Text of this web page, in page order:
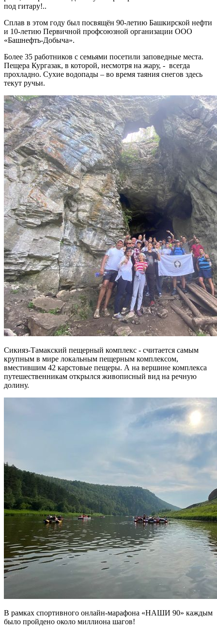
под гитару!..
Сплав в этом году был посвящён 90-летию Башкирской нефти
и 10-летию Первичной профсоюзной организации ООО
«Башнефть-Добыча».
Более 35 работников с семьями посетили заповедные места.
Пещера Кургазак, в которой, несмотря на жару, - всегда
прохладно. Сухие водопады – во время таяния снегов здесь
текут ручьи.
Сикияз-Тамакский пещерный комплекс - считается самым
крупным в мире локальным пещерным комплексом,
вместившим 42 карстовые пещеры. А на вершине комплекса
путешественникам открылся живописный вид на речную
долину.
В рамках спортивного онлайн-марафона «НАШИ 90» каждым
было пройдено около миллиона шагов!